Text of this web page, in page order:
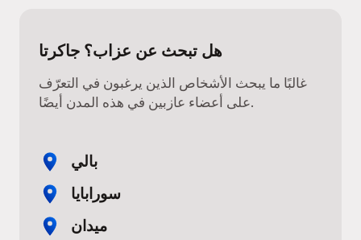
هل تبحث عن عزاب؟ جاكرتا
غالبًا ما يبحث الأشخاص الذين يرغبون في التعرّف
على أعضاء عازبين في هذه المدن أيضًا.
بالي
سورابايا
ميدان